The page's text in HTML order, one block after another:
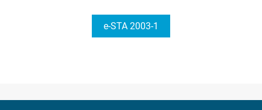
e-STA 2003-1